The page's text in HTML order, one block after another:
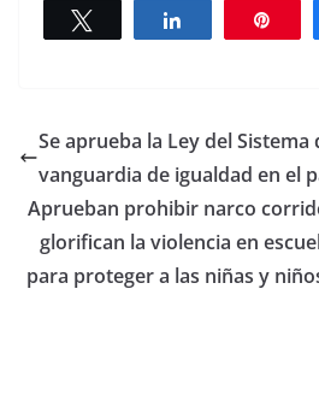
Se aprueba la Ley del Sistema
vanguardia de igualdad en el
Aprueban prohibir narco
glorifican la violencia en
para proteger a las niñas y